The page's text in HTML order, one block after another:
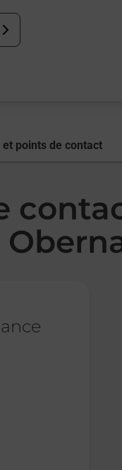
points de contact